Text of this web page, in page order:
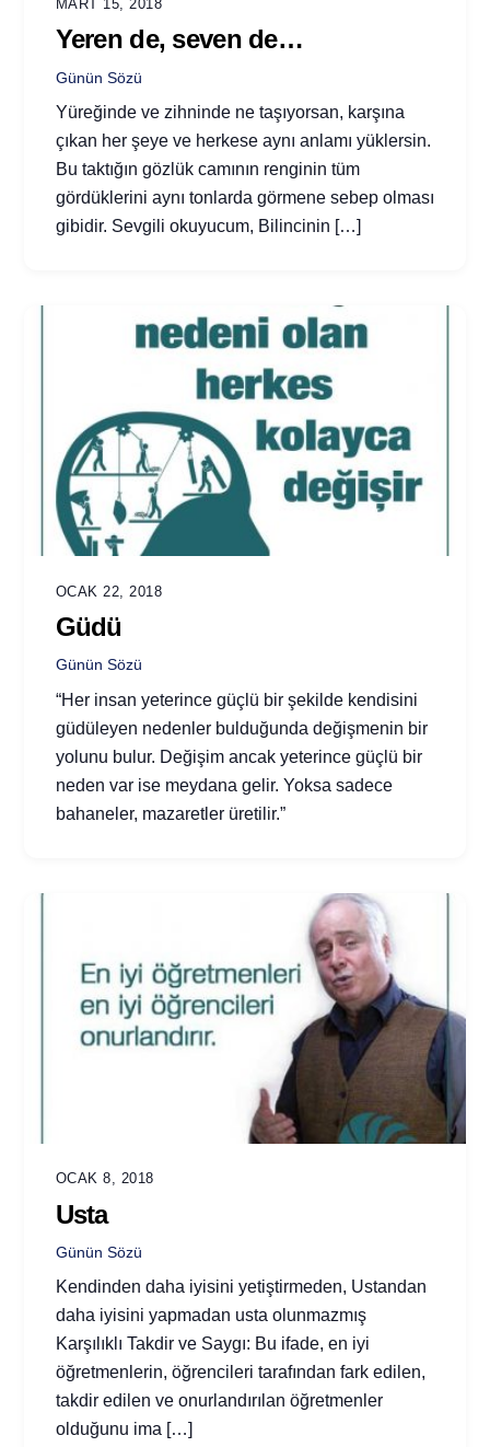
MART 15, 2018
Yeren de, seven de…
Günün Sözü
Yüreğinde ve zihninde ne taşıyorsan, karşına
çıkan her şeye ve herkese aynı anlamı yüklersin.
Bu taktığın gözlük camının renginin tüm
gördüklerini aynı tonlarda görmene sebep olması
gibidir. Sevgili okuyucum, Bilincinin […]
OCAK 22, 2018
Güdü
Günün Sözü
“Her insan yeterince güçlü bir şekilde kendisini
güdüleyen nedenler bulduğunda değişmenin bir
yolunu bulur. Değişim ancak yeterince güçlü bir
neden var ise meydana gelir. Yoksa sadece
bahaneler, mazaretler üretilir.”
OCAK 8, 2018
Usta
Günün Sözü
Kendinden daha iyisini yetiştirmeden, Ustandan
daha iyisini yapmadan usta olunmazmış
Karşılıklı Takdir ve Saygı: Bu ifade, en iyi
öğretmenlerin, öğrencileri tarafından fark edilen,
takdir edilen ve onurlandırılan öğretmenler
olduğunu ima […]